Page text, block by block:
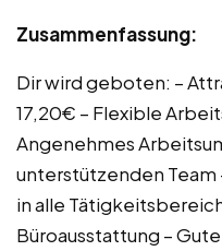
Zusammenfassung:
Dir wird geboten: –
17,20€ – Flexible
Angenehmes
unterstützenden
in alle
Büroausstattung –